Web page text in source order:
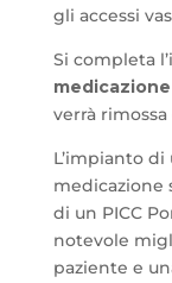
gli accessi
Si completa
verrà
L’impianto
medicazione
di un PICC
notevole
paziente e